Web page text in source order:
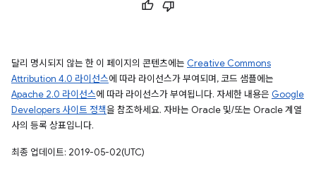
달리 명시되지 않는 한 이 페이지의 콘텐츠에는 Creative Commons
Attribution 4.0 라이선스에 따라 라이선스가 부여되며, 코드 샘플에는
Apache 2.0 라이선스에 따라 라이선스가 부여됩니다. 자세한 내용은 Google
Developers 사이트 정책을 참조하세요. 자바는 Oracle 및/또는 Oracle 계열
사의 등록 상표입니다.
최종 업데이트: 2019-05-02(UTC)